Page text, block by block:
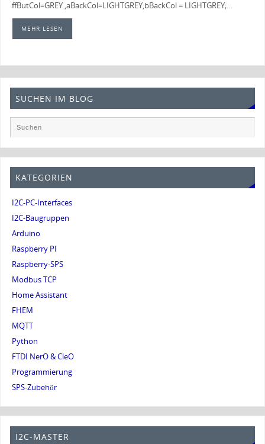
ffButCol=GREY ,aBackCol=LIGHTGREY,bBackCol = LIGHTGREY;…
MEHR LESEN
SUCHEN IM BLOG
KATEGORIEN
I2C-PC-Interfaces
I2C-Baugruppen
Arduino
Raspberry PI
Raspberry-SPS
Modbus TCP
Home Assistant
FHEM
MQTT
Python
FTDI NerO & CleO
Programmierung
SPS-Zubehör
I2C-MASTER